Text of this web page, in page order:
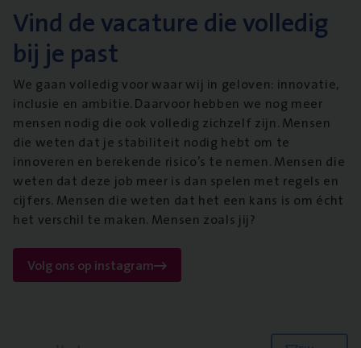
Vind de vacature die volledig
bij je past
We gaan volledig voor waar wij in geloven: innovatie,
inclusie en ambitie. Daarvoor hebben we nog meer
mensen nodig die ook volledig zichzelf zijn. Mensen
die weten dat je stabiliteit nodig hebt om te
innoveren en berekende risico’s te nemen. Mensen die
weten dat deze job meer is dan spelen met regels en
cijfers. Mensen die weten dat het een kans is om écht
het verschil te maken. Mensen zoals jij?
Volg ons op instagram